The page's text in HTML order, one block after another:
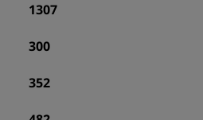
1307
300
352